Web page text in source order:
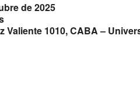
de 2025
Valiente 1010, CABA –